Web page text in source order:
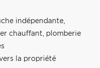
indépendante,
chauffant, plomberie
la propriété